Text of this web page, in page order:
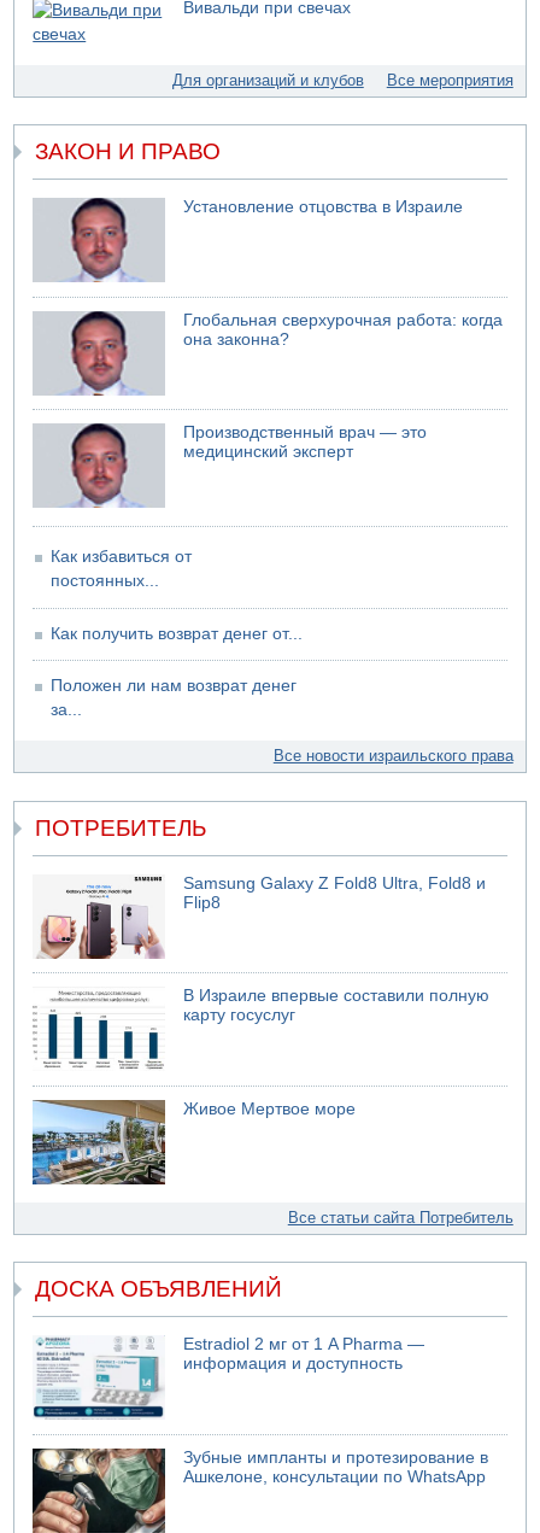
06.08.2026 08:11
Украинская атака на российский НПЗ
05.08.2026 18:30
Израиль провел испытания системы противоракетной
05.08.2026 18:28
05.08.2026 17:00
Бывший посол Израиля в ООН Гилад Эрдан объявит в
четверг о создании новой политической партии
Вивальди при свечах
Для организаций и клубов Все мероприятия
ЗАКОН И ПРАВО
Установление отцовства в Израиле
Глобальная сверхурочная работа: когда
она законна?
Производственный врач — это
медицинский эксперт
Как избавиться от
постоянных...
Как получить возврат денег от...
Положен ли нам возврат денег
за...
Все новости израильского права
ПОТРЕБИТЕЛЬ
Samsung Galaxy Z Fold8 Ultra, Fold8 и
Flip8
В Израиле впервые составили полную
карту госуслуг
Живое Мертвое море
Все статьи сайта Потребитель
ДОСКА ОБЪЯВЛЕНИЙ
Estradiol 2 мг от 1 A Pharma —
информация и доступность
Зубные импланты и протезирование в
Ашкелоне, консультации по WhatsApp